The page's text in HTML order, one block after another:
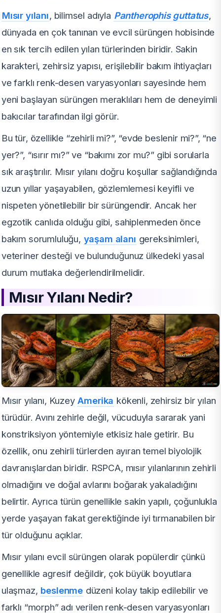
Mısır yılanı, bilimsel adıyla Pantherophis guttatus,
dünyada en çok tanınan ve evcil sürüngen hobisinde
en sık tercih edilen yılan türlerinden biridir. Sakin
karakteri, zehirsiz yapısı, erişilebilir bakım ihtiyaçları
ve farklı renk-desen varyasyonları sayesinde hem
yeni başlayan sürüngen meraklıları hem de deneyimli
bakıcılar tarafından ilgi görür.
Bu tür, özellikle “zehirli mi?”, “evde beslenir mi?”, “ne
yer?”, “ısırır mı?” ve “bakımı zor mu?” gibi sorularla
sık araştırılır. Mısır yılanı doğru koşullar sağlandığında
uzun yıllar yaşayabilen, gözlemlemesi keyifli ve
nispeten yönetilebilir bir sürüngendir. Ancak her
egzotik canlıda olduğu gibi, sahiplenmeden önce
bakım sorumluluğu, yaşam alanı gereksinimleri,
veteriner desteği ve bulunduğunuz ülkedeki yasal
durum mutlaka değerlendirilmelidir.
Mısır Yılanı Nedir?
Mısır yılanı, Kuzey Amerika kökenli, zehirsiz bir yılan
türüdür. Avını zehirle değil, vücuduyla sararak yani
konstriksiyon yöntemiyle etkisiz hale getirir. Bu
özellik, onu zehirli türlerden ayıran temel biyolojik
davranışlardan biridir. RSPCA, mısır yılanlarının zehirli
olmadığını ve doğal avlarını boğarak yakaladığını
belirtir. Ayrıca türün genellikle sakin yapılı, çoğunlukla
yerde yaşayan fakat gerektiğinde iyi tırmanabilen bir
tür olduğunu açıklar.
Mısır yılanı evcil sürüngen olarak popülerdir çünkü
genellikle agresif değildir, çok büyük boyutlara
ulaşmaz, beslenme düzeni kolay takip edilebilir ve
farklı “morph” adı verilen renk-desen varyasyonları